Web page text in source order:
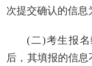
次提交确认的信息
(二)考生报
后，其填报的信